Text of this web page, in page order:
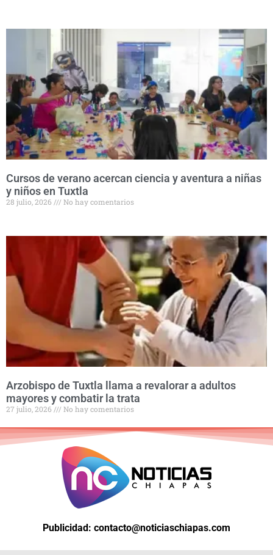
Cursos de verano acercan ciencia y aventura a niñas
y niños en Tuxtla
28 julio, 2026 No hay comentarios
Arzobispo de Tuxtla llama a revalorar a adultos
mayores y combatir la trata
27 julio, 2026 No hay comentarios
Publicidad: contacto@noticiaschiapas.com